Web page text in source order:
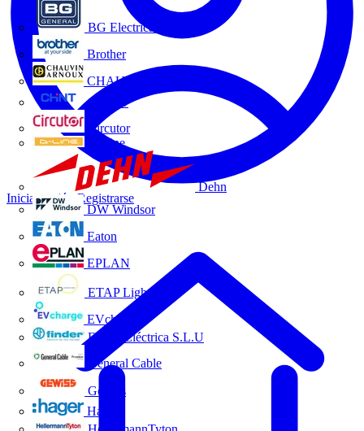
BG Electrical
Brother
CHAUVIN ARNOUX
CHINT
Circutor
D-Line
Dehn
DW Windsor
Eaton
EPLAN
ETAP Lighting
EVcharge
Finder Eléctrica S.L.U
General Cable
Gewiss
Hager
Iniciar sesión Registrarse